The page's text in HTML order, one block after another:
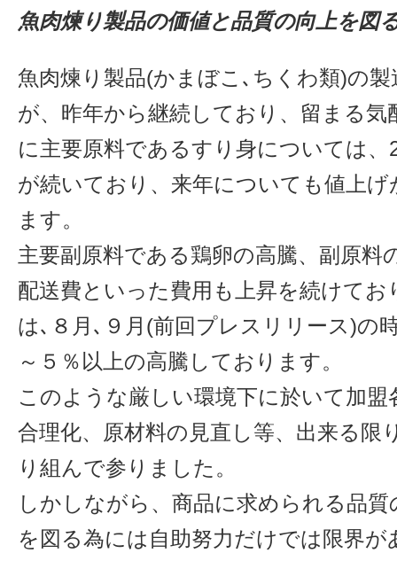
魚肉煉り製品の価値と品質の向上を図
魚肉煉り製品(かまぼこ､ちくわ類)の
が、昨年から継続しており、留まる
に主要原料であるすり身については、
が続いており、来年についても値上
ます。
主要副原料である鶏卵の高騰、副原料
配送費といった費用も上昇を続けてお
は､８月､９月(前回プレスリリース)の
～５％以上の高騰しております。
このような厳しい環境下に於いて加盟
合理化、原材料の見直し等、出来る限
り組んで参りました。
しかしながら、商品に求められる品
を図る為には自助努力だけでは限界